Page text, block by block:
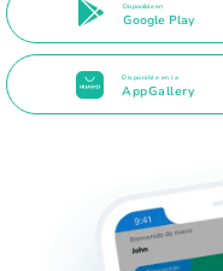
Disponible en
Google Play
Disponible en la
AppGallery